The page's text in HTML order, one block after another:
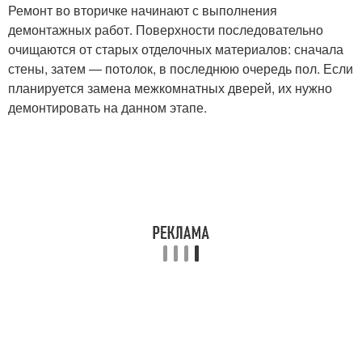
Ремонт во вторичке начинают с выполнения
демонтажных работ. Поверхности последовательно
очищаются от старых отделочных материалов: сначала
стены, затем — потолок, в последнюю очередь пол. Если
планируется замена межкомнатных дверей, их нужно
демонтировать на данном этапе.